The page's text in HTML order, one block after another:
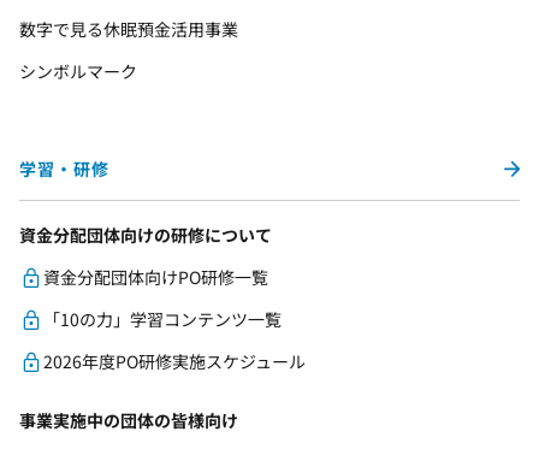
数字で見る休眠預金活用事業
シンボルマーク
学習・研修
資金分配団体向けの研修について
資金分配団体向けPO研修一覧
「10の力」学習コンテンツ一覧
2026年度PO研修実施スケジュール
事業実施中の団体の皆様向け